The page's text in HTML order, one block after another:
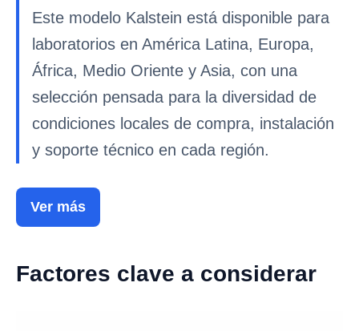
Este modelo Kalstein está disponible para
laboratorios en América Latina, Europa,
África, Medio Oriente y Asia, con una
selección pensada para la diversidad de
condiciones locales de compra, instalación
y soporte técnico en cada región.
Ver más
Factores clave a considerar